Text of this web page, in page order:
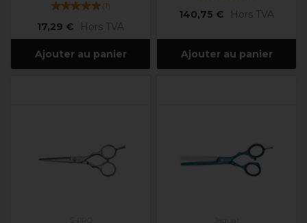
(1)
17,29 € Hors TVA
Ajouter au panier
140,75 € Hors TVA
Ajouter au panier